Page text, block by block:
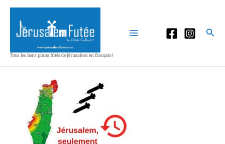
Aller
contenu
Tous les bons plans fûtés de Jérusalem en français!